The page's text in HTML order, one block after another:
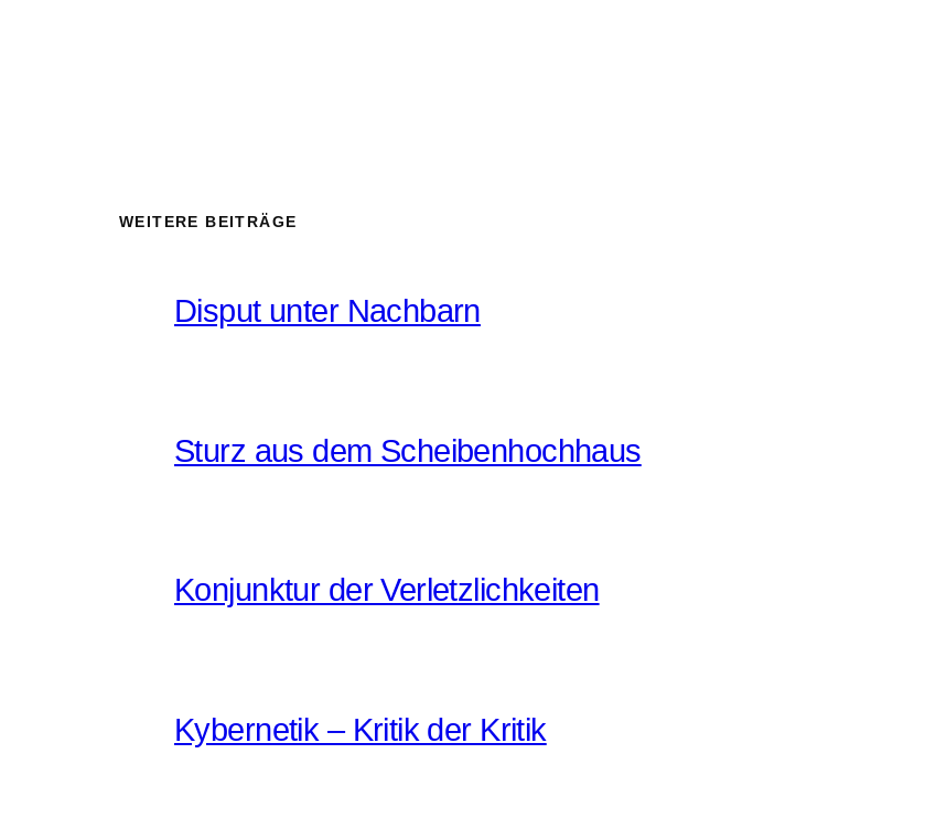
WEITERE BEITRÄGE
Disput unter Nachbarn
Sturz aus dem Scheibenhochhaus
Konjunktur der Verletzlichkeiten
Kybernetik – Kritik der Kritik